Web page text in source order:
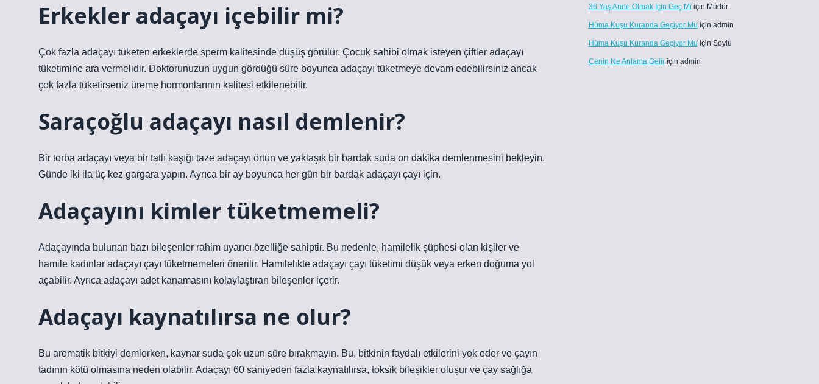
Erkekler adaçayı içebilir mi?
Çok fazla adaçayı tüketen erkeklerde sperm kalitesinde düşüş görülür. Çocuk sahibi olmak isteyen çiftler adaçayı
tüketimine ara vermelidir. Doktorunuzun uygun gördüğü süre boyunca adaçayı tüketmeye devam edebilirsiniz ancak
çok fazla tüketirseniz üreme hormonlarının kalitesi etkilenebilir.
Saraçoğlu adaçayı nasıl demlenir?
Bir torba adaçayı veya bir tatlı kaşığı taze adaçayı örtün ve yaklaşık bir bardak suda on dakika demlenmesini bekleyin.
Günde iki ila üç kez gargara yapın. Ayrıca bir ay boyunca her gün bir bardak adaçayı çayı için.
Adaçayını kimler tüketmemeli?
Adaçayında bulunan bazı bileşenler rahim uyarıcı özelliğe sahiptir. Bu nedenle, hamilelik şüphesi olan kişiler ve
hamile kadınlar adaçayı çayı tüketmemeleri önerilir. Hamilelikte adaçayı çayı tüketimi düşük veya erken doğuma yol
açabilir. Ayrıca adaçayı adet kanamasını kolaylaştıran bileşenler içerir.
Adaçayı kaynatılırsa ne olur?
Bu aromatik bitkiyi demlerken, kaynar suda çok uzun süre bırakmayın. Bu, bitkinin faydalı etkilerini yok eder ve çayın
tadının kötü olmasına neden olabilir. Adaçayı 60 saniyeden fazla kaynatılırsa, toksik bileşikler oluşur ve çay sağlığa
36 Yaş Anne Olmak Için Geç Mi için Müdür
Hüma Kuşu Kuranda Geçiyor Mu için admin
Hüma Kuşu Kuranda Geçiyor Mu için Soylu
Cenin Ne Anlama Geliriçin admin